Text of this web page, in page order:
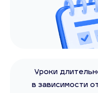
Уроки
в зависимости